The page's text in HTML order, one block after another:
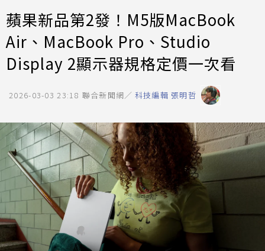
蘋果新品第2發！M5版MacBook
Air、MacBook Pro、Studio
Display 2顯示器規格定價一次看
2026-03-03 23:18 聯合新聞網／ 科技編輯 張明哲